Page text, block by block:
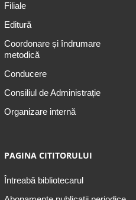
Filiale
Editură
Coordonare și îndrumare
metodică
Conducere
Consiliul de Administrație
Organizare internă
PAGINA CITITORULUI
Întreabă bibliotecarul